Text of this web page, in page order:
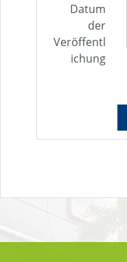
Datum
der
Veröffentl
ichung